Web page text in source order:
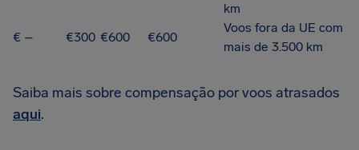
km
€ –
€300 €600 €600
Voos fora da UE com
mais de 3.500 km
Saiba mais sobre compensação por voos atrasados
aqui.